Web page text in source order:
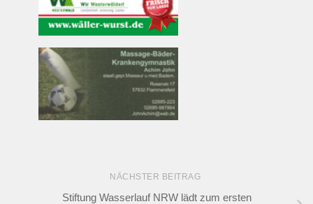
NÄCHSTER BEITRAG
Stiftung Wasserlauf NRW lädt zum ersten